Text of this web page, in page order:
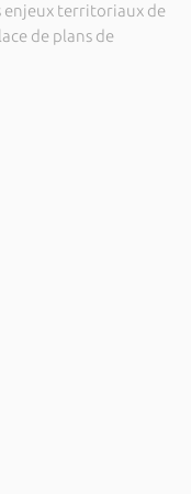
enjeux territoriaux de
de plans de